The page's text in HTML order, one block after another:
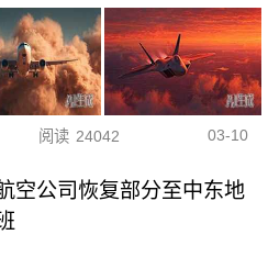
阅读 24042 03-10
空公司恢复部分至中东地